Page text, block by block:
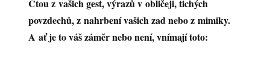
Čtou z vašich gest, výrazů v obličeji, tichých
povzdechů, z nahrbení vašich zad nebo z mimiky.
A ať je to váš záměr nebo není, vnímají toto: